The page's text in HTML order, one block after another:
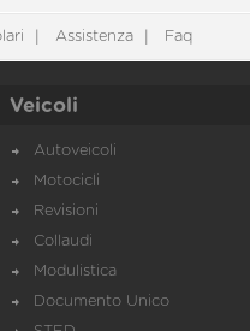
Assistenza Faq
Veicoli
Autoveicoli
Motocicli
Revisioni
Collaudi
Modulistica
Documento Unico